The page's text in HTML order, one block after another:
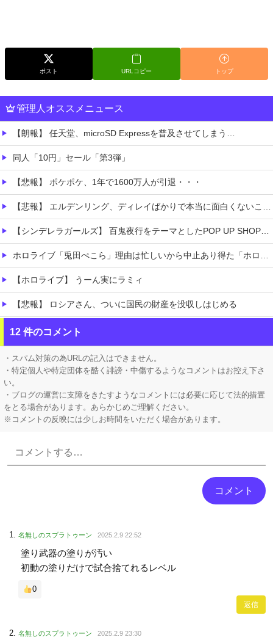
ポスト URLコピー トップ
管理人オススメニュース
【朗報】 任天堂、microSD Expressを普及させてしまう…
同人「10円」セール「第3弾」
【悲報】 ポケポケ、1年で1600万人が引退・・・
【悲報】 エルデンリング、ディレイばかりで本当に面白くないこのゲーム←賛同の声が多数…
【シンデレラガールズ】 百鬼夜行をテーマとしたPOP UP SHOPが東京・大阪にて開催
ホロライブ「兎田ぺこら」理由は忙しいから中止あり得た「ホロ夏アモアス」野うさぎから守るために主催者記載？姫を庇う大空スバルにルーナイト感謝
【ホロライブ】 うーん実にラミィ
【悲報】 ロシアさん、ついに国民の財産を没収しはじめる
【腹筋崩壊】 見た瞬間吹いた画像を貼っていくスレｗｗｗｗ
【速報】 京大病院、手術ミスで『正常な脳』を摘出 → 患者は自発呼吸不可能な植物状態に
12 件のコメント
・スパム対策の為URLの記入はできません。
・特定個人や特定団体を酷く誹謗・中傷するようなコメントはお控え下さ
い。
・ブログの運営に支障をきたすようなコメントには必要に応じて法的措置
をとる場合があります。あらかじめご理解ください。
※コメントの反映には少しお時間をいただく場合があります。
名無しのスプラトゥーン 2025.2.9 22:52
塗り武器の塗りが汚い
初動の塗りだけで試合捨てれるレベル
0
返信
名無しのスプラトゥーン 2025.2.9 23:30